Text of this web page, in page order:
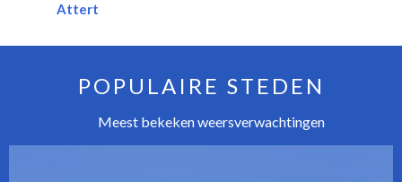
Attert
POPULAIRE STEDEN
Meest bekeken weersverwachtingen